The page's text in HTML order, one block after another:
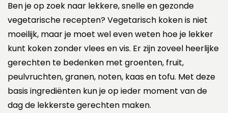
Ben je op zoek naar lekkere, snelle en gezonde
vegetarische recepten? Vegetarisch koken is niet
moeilijk, maar je moet wel even weten hoe je lekker
kunt koken zonder vlees en vis. Er zijn zoveel heerlijke
gerechten te bedenken met groenten, fruit,
peulvruchten, granen, noten, kaas en tofu. Met deze
basis ingrediënten kun je op ieder moment van de
dag de lekkerste gerechten maken.